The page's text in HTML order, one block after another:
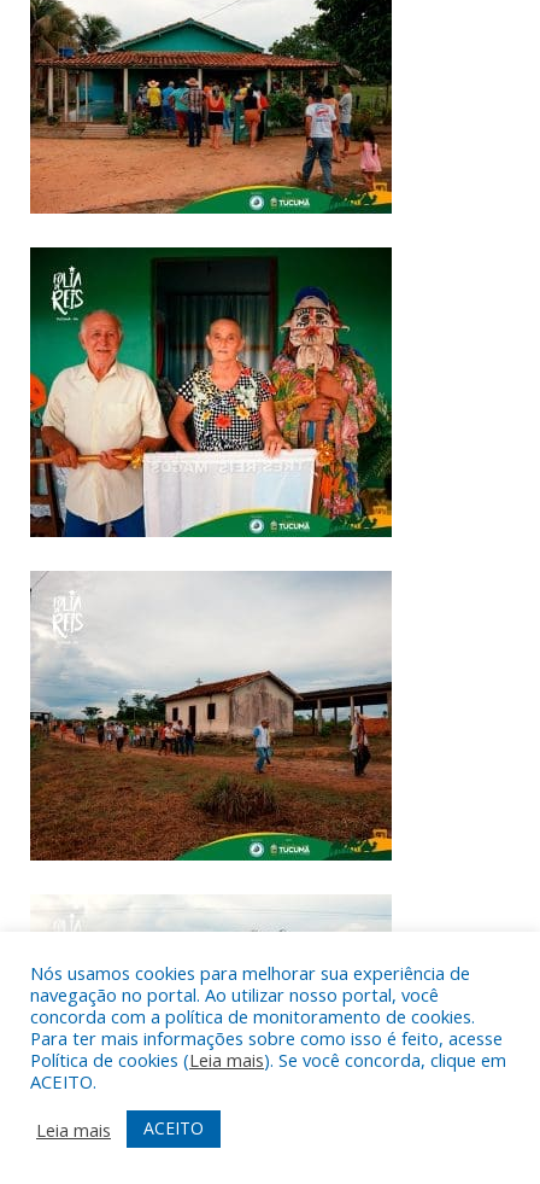
Nós usamos cookies para melhorar sua experiência de
navegação no portal. Ao utilizar nosso portal, você
concorda com a política de monitoramento de cookies.
Para ter mais informações sobre como isso é feito, acesse
Política de cookies (Leia mais). Se você concorda, clique em
ACEITO.
Leia mais
ACEITO